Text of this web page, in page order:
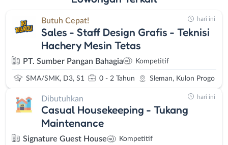
Butuh Cepat!
Sales - Staff Design Grafis - Teknisi
Hachery Mesin Tetas
PT. Sumber Pangan Bahagia Kompetitif
SMA/SMK, D3, S1 0 - 2 Tahun Sleman, Kulon Progo
hari ini
Dibutuhkan
Casual Housekeeping - Tukang
Maintenance
Signature Guest House Kompetitif
hari ini